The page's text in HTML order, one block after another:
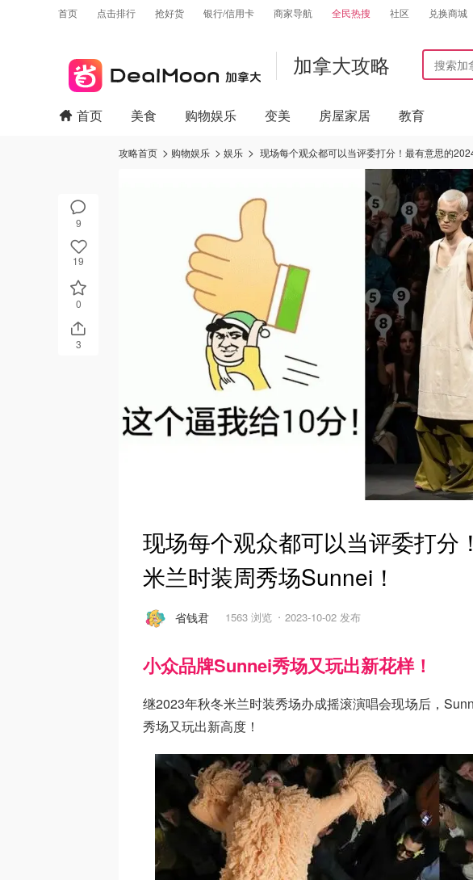
首页 点击排行 抢好货 银行/信用卡 商家导航 全民热搜 社区 兑换商城
加拿大攻略
9
19
0
3
首页 美食 购物娱乐 变美 房屋家居 教育
攻略首页 购物娱乐 娱乐 现场每个观众都可以当评委打分！最有意思的
现场每个观众都可以当评委打分
米兰时装周秀场Sunnei！
省钱君 1563 浏览 2023-10-02 发布
小众品牌Sunnei秀场又玩出新花样！
继2023年秋冬米兰时装秀场办成摇滚演唱会现场后，
秀场又玩出新高度！